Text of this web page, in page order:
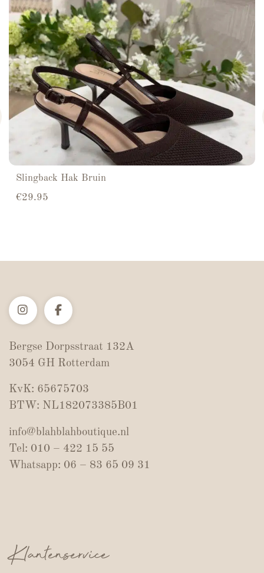
Slingback Hak Bruin
€29.95
Bergse Dorpsstraat 132A
3054 GH Rotterdam
KvK: 65675703
BTW: NL182073385B01
info@blahblahboutique.nl
Tel: 010 – 422 15 55
Whatsapp: 06 – 83 65 09 31
Klantenservice